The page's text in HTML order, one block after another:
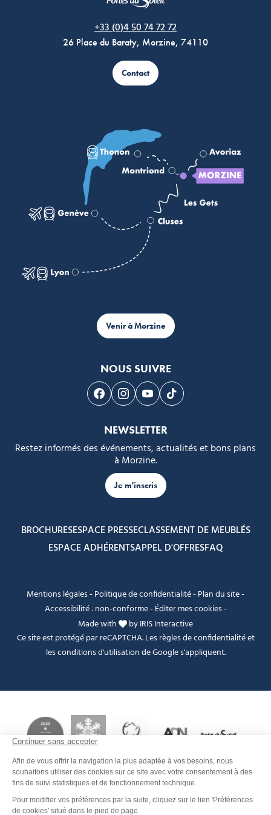
+33 (0)4 50 74 72 72
26 Place du Baraty, Morzine, 74110
Contact
Venir à Morzine
NOUS SUIVRE
Suivez-nous sur Facebook
Suivez-nous sur Instagram
Suivez-nous sur Youtube
Suivez-nous sur
NEWSLETTER
Restez informés des événements, actualités et bons plans
à Morzine.
Je m'inscris
BROCHURESESPACE PRESSECLASSEMENT DE MEUBLÉS
ESPACE ADHÉRENTSAPPEL D'OFFRESFAQ
Mentions légales- Politique de confidentialité- Plan du site-
Accessibilité : non-conforme- Éditer mes cookies-
Made with
byIRIS Interactive
Ce site est protégé par reCAPTCHA. Lesrègles de confidentialitéet
lesconditions d'utilisationde Google s'appliquent.
FANFOUÉ
Je peux t'aider ?